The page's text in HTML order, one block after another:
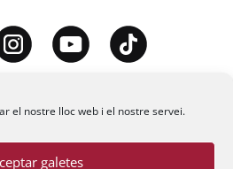
el nostre lloc web i el nostre servei.
galetes